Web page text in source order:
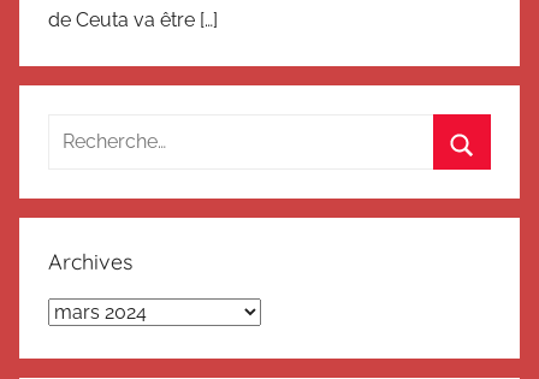
de Ceuta va être […]
Recherche
:
Archives
Archives